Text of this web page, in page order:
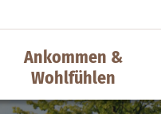
Ankommen &
Wohlfühlen